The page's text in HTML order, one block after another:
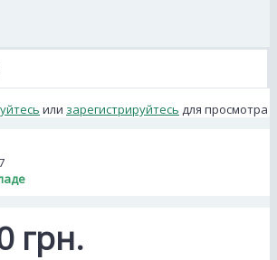
или зарегистрируйтесь для просмотра
грн.